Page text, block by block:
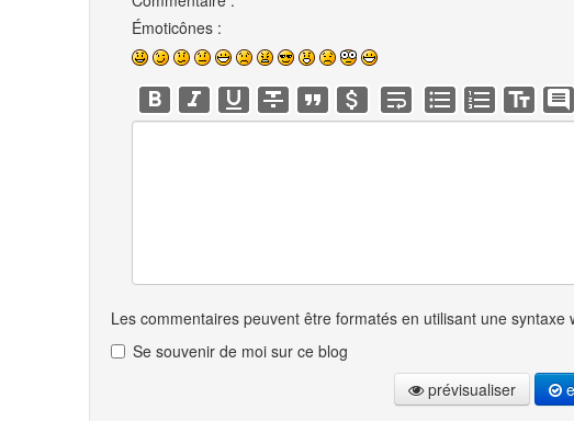
Émoticônes :
Les commentaires peuvent être formatés en utilisant une syntaxe
Se souvenir de moi sur ce blog
prévisualiser